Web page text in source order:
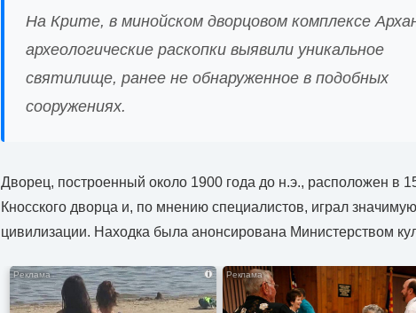
На Крите, в минойском дворцовом комплексе
археологические раскопки выявили уникальное
святилище, ранее не обнаруженное в подобных
сооружениях.
Дворец, построенный около 1900 года до н.э., расположен в
Кносского дворца и, по мнению специалистов, играл
цивилизации. Находка была анонсирована Министерством
i